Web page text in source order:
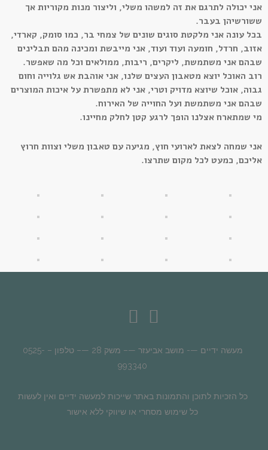
אני יכולה לתרגם את זה למשהו משלי, וליצור מנות מקוריות אך
ששורשיהן בעבר.
בכל עונה אני מלקטת סוגים שונים של צמחי בר, כמו סומק, קארדי,
אזוב, חרדל, חומעה ועוד ועוד, אני מייבשת ומכינה מהם תבלינים
שבהם אני משתמשת, ליקרים, ריבות, ממולאים וכל מה שאפשר.
רוב האוכל יוצא מטאבון העצים שלנו, אני אוהבת אש גלוייה וחום
גבוה, אוכל שיוצא מדויק וטרי, אני לא מתפשרת על איכות המוצרים
שבהם אני משתמשת ועל החוייה של האירוח.
מי שמתארח אצלנו הופך לרגע קטן לחלק מחיינו.
אני שמחה לצאת לארועי חוץ, מגיעה עם טאבון משלי וצוות חרוץ
אליכם, כמעט לכל מקום שתרצו.
מעשה ידיים —- מושב אביעזר —– משק 28 —– טלפון – 0525-
993340
כל הזכיות לתוכן והתמונות באתר שייכות למעשה ידיים ואין לעשות
כל שימוש מסחרי או שיווקי ללא אישור